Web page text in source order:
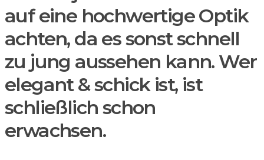
auf eine hochwertige Optik
achten, da es sonst schnell
zu jung aussehen kann. Wer
elegant & schick ist, ist
schließlich schon
erwachsen.